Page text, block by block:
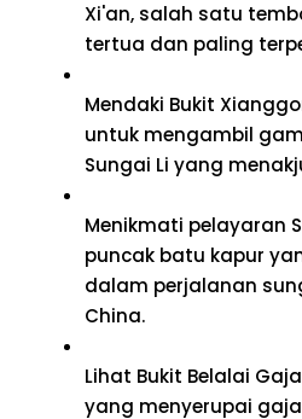
Xi'an, salah satu
tertua dan paling
Mendaki Bukit
untuk mengambil
Sungai Li yang
Menikmati pelayaran
puncak batu kapur
dalam perjalanan
China.
Lihat Bukit Belalai
yang menyerupai